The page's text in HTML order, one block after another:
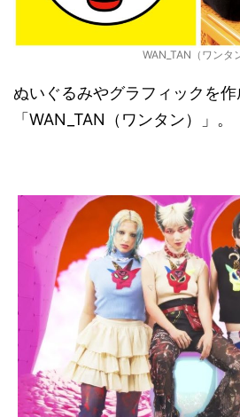
WAN_TAN（ワンタ
ぬいぐるみやグラフィックを
「WAN_TAN（ワンタン）」。